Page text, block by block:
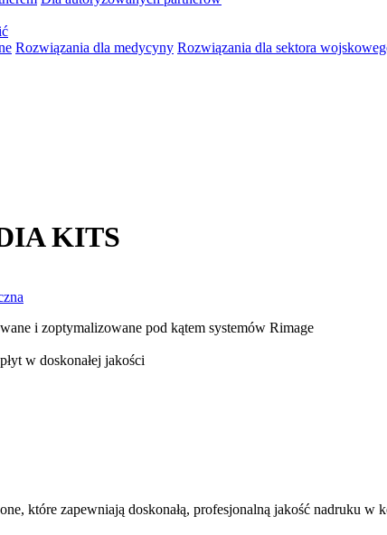
Rozwiązania dla medycyny Rozwiązania dla sektora
KITS
i zoptymalizowane pod kątem systemów Rimage
w doskonałej jakości
które zapewniają doskonałą, profesjonalną jakość nadruku